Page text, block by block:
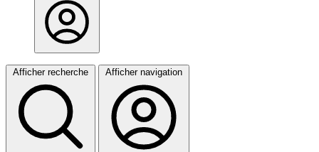
Afficher recherche Afficher navigation